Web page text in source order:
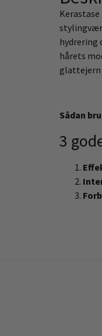
hydrering
hårets
glattejern
Sådan
3